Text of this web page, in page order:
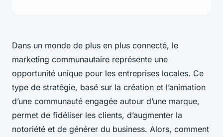
Dans un monde de plus en plus connecté, le
marketing communautaire représente une
opportunité unique pour les entreprises locales. Ce
type de stratégie, basé sur la création et l’animation
d’une communauté engagée autour d’une marque,
permet de fidéliser les clients, d’augmenter la
notoriété et de générer du business. Alors, comment